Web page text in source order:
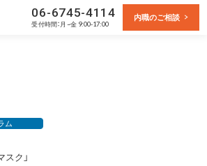
06-6745-4114
受付時間：月~金 9:00-17:00
内職のご相談
ム
ク」